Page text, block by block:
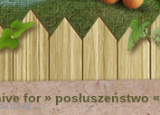
for » posłuszeństwo «